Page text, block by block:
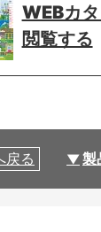
WEBカ
閲覧する
戻る 製